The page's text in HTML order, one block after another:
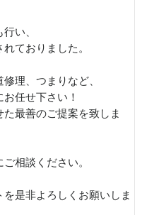
い、
ておりました。
理、つまりなど、
任せ下さい！
最善のご提案を致しま
相談ください。
是非よろしくお願いしま